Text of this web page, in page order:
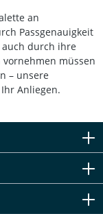
an
Passgenauigkeit
durch ihre
vornehmen müssen
– unsere
Anliegen.